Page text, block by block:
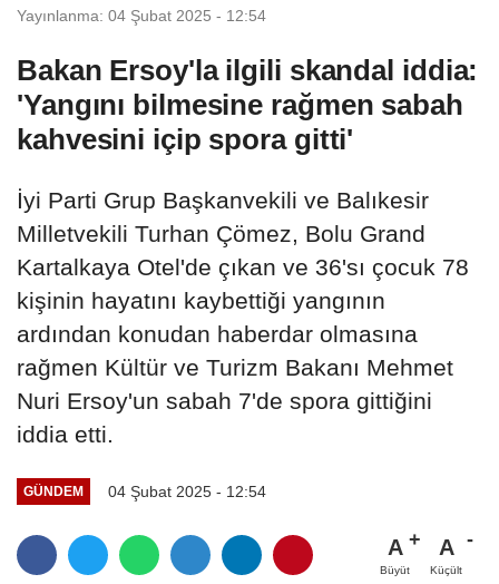
Yayınlanma: 04 Şubat 2025 - 12:54
Bakan Ersoy'la ilgili skandal iddia:
'Yangını bilmesine rağmen sabah
kahvesini içip spora gitti'
İyi Parti Grup Başkanvekili ve Balıkesir
Milletvekili Turhan Çömez, Bolu Grand
Kartalkaya Otel'de çıkan ve 36'sı çocuk 78
kişinin hayatını kaybettiği yangının
ardından konudan haberdar olmasına
rağmen Kültür ve Turizm Bakanı Mehmet
Nuri Ersoy'un sabah 7'de spora gittiğini
iddia etti.
GÜNDEM 04 Şubat 2025 - 12:54
A
Büyüt
A
Küçült